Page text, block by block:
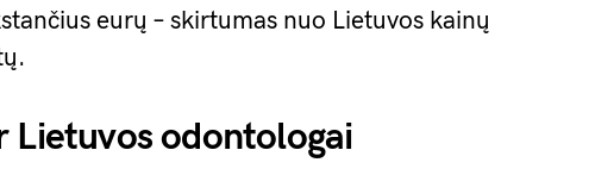
eurų – skirtumas nuo Lietuvos kainų
Lietuvos odontologai